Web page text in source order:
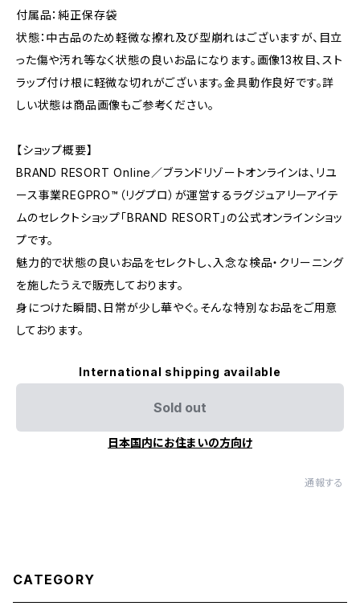
付属品：純正保存袋
状態：中古品のため軽微な擦れ及び型崩れはございますが、目立
った傷や汚れ等なく状態の良いお品になります。画像13枚目、スト
ラップ付け根に軽微な切れがございます。金具動作良好です。詳
しい状態は商品画像もご参考ください。
【ショップ概要】
BRAND RESORT Online／ブランドリゾートオンラインは、リユ
ース事業REGPRO™（リグプロ）が運営するラグジュアリーアイテ
ムのセレクトショップ「BRAND RESORT」の公式オンラインショッ
プです。
魅力的で状態の良いお品をセレクトし、入念な検品・クリーニング
を施したうえで販売しております。
身につけた瞬間、日常が少し華やぐ。そんな特別なお品をご用意
しております。
International shipping available
Sold out
日本国内にお住まいの方向け
通報する
CATEGORY